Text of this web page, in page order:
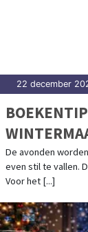
22 december
De avonden
even stil te vallen.
Voor het [...]